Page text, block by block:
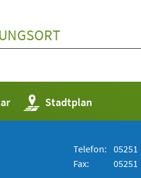
Stadtplan
(Öffnet
in
einem
Telefon:
Fax:
05251